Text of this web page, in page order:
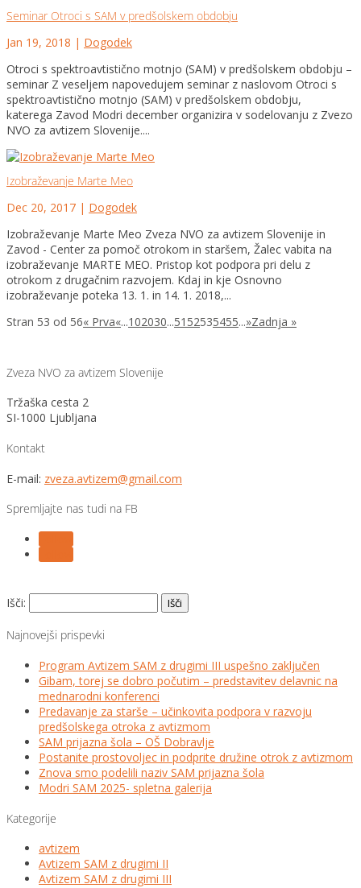
Seminar Otroci s SAM v predšolskem obdobju
Jan 19, 2018 | Dogodek
Otroci s spektroavtistično motnjo (SAM) v predšolskem obdobju –
seminar Z veseljem napovedujem seminar z naslovom Otroci s
spektroavtistično motnjo (SAM) v predšolskem obdobju,
katerega Zavod Modri december organizira v sodelovanju z Zvezo
NVO za avtizem Slovenije....
Izobraževanje Marte Meo
Dec 20, 2017 | Dogodek
Izobraževanje Marte Meo Zveza NVO za avtizem Slovenije in
Zavod - Center za pomoč otrokom in staršem, Žalec vabita na
izobraževanje MARTE MEO. Pristop kot podpora pri delu z
otrokom z drugačnim razvojem. Kdaj in kje Osnovno
izobraževanje poteka 13. 1. in 14. 1. 2018,...
Stran 53 od 56« Prva«...102030...51 52535455...»Zadnja »
Zveza NVO za avtizem Slovenije
Tržaška cesta 2
SI-1000 Ljubljana
Kontakt
E-mail: zveza.avtizem@gmail.com
Spremljajte nas tudi na FB
Išči:
Najnovejši prispevki
Program Avtizem SAM z drugimi III uspešno zaključen
Gibam, torej se dobro počutim – predstavitev delavnic na
mednarodni konferenci
Predavanje za starše – učinkovita podpora v razvoju
predšolskega otroka z avtizmom
SAM prijazna šola – OŠ Dobravlje
Postanite prostovoljec in podprite družine otrok z avtizmom
Znova smo podelili naziv SAM prijazna šola
Modri SAM 2025- spletna galerija
Kategorije
avtizem
Avtizem SAM z drugimi II
Avtizem SAM z drugimi III